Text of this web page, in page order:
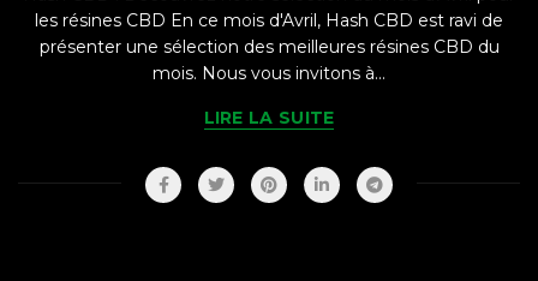
les résines CBD En ce mois d'Avril, Hash CBD est ravi de
présenter une sélection des meilleures résines CBD du
mois. Nous vous invitons à...
LIRE LA SUITE